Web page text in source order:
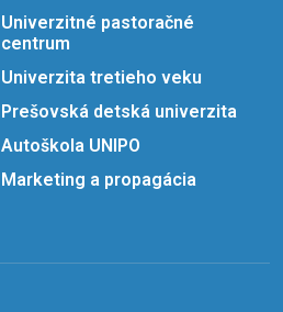
Univerzitné pastoračné
centrum
Univerzita tretieho veku
Prešovská detská univerzita
Autoškola UNIPO
Marketing a propagácia